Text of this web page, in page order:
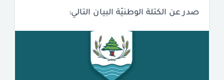
صدر عن الكتلة الوطنيّة البيان التالي: